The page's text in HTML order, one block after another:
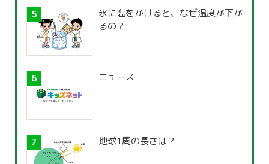
氷に塩をかけると、なぜ温度が下が
るの？
ニュース
地球1周の長さは？